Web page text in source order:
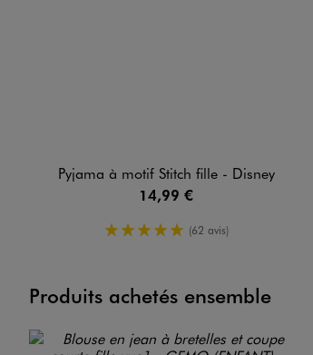
Pyjama à motif Stitch fille - Disney
14,99 €
5/5 de moyenne
(62 avis)
Produits achetés ensemble